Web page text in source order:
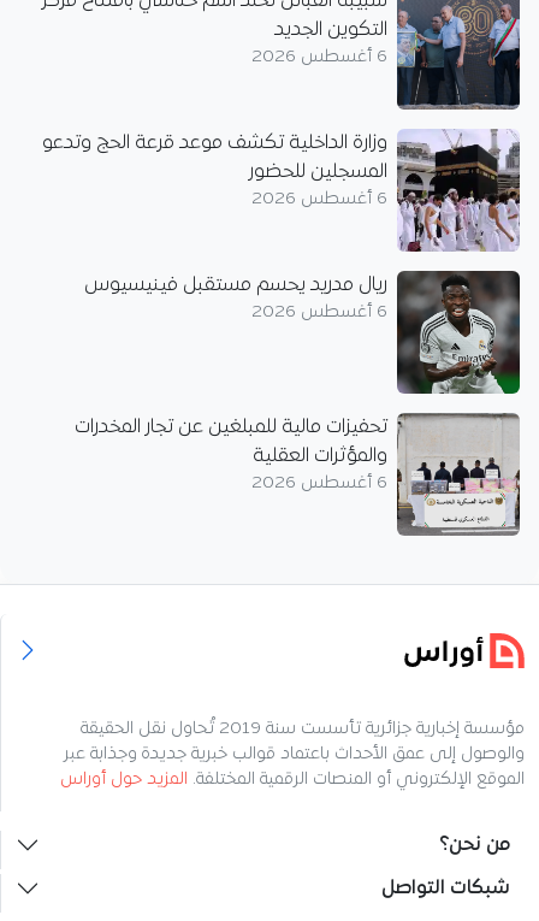
التكوين الجديد
6 أغسطس 2026
وزارة الداخلية تكشف موعد قرعة الحج وتدعو
المسجلين للحضور
6 أغسطس 2026
ريال مدريد يحسم مستقبل فينيسيوس
6 أغسطس 2026
تحفيزات مالية للمبلغين عن تجار المخدرات
والمؤثرات العقلية
6 أغسطس 2026
مؤسسة إخبارية جزائرية تأسست سنة 2019 تُحاول نقل الحقيقة
والوصول إلى عمق الأحداث باعتماد قوالب خبرية جديدة وجذابة عبر
الموقع الإلكتروني أو المنصات الرقمية المختلفة. المزيد حول أوراس
من نحن؟
شبكات التواصل